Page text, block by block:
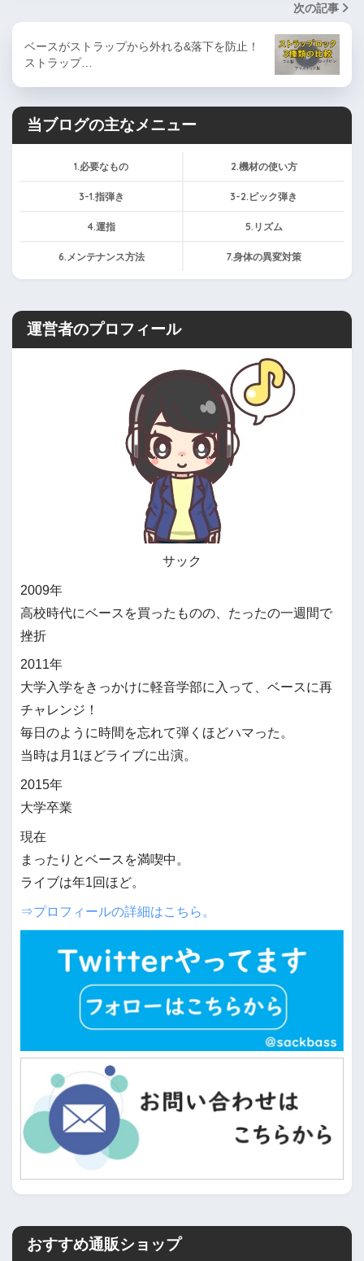
次の記事
ベースがストラップから外れる&落下を防止！
ストラップ…
当ブログの主なメニュー
1.必要なもの 2.機材の使い方
3-1.指弾き 3-2.ピック弾き
4.運指 5.リズム
6.メンテナンス方法 7.身体の異変対策
運営者のプロフィール
サック
2009年
高校時代にベースを買ったものの、たったの一週間で
挫折
2011年
大学入学をきっかけに軽音学部に入って、ベースに再
チャレンジ！
毎日のように時間を忘れて弾くほどハマった。
当時は月1ほどライブに出演。
2015年
大学卒業
現在
まったりとベースを満喫中。
ライブは年1回ほど。
⇒プロフィールの詳細はこちら。
おすすめ通販ショップ